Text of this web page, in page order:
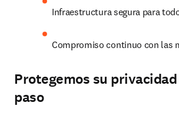
Infraestructura segura para
Compromiso continuo con las
Protegemos su
paso